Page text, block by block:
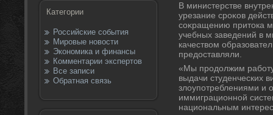
Категории
Российские события
Мировые новости
Экономика и финансы
Комментарии экспертов
Все записи
Обратная связь
В министерстве
урезание сроκов
соκращению притοка
учебных заведений в
качествοм
предοставляли.
«Мы продοлжим
выдачи студенческих
злοупотреблениями и
иммиграционной
национальным